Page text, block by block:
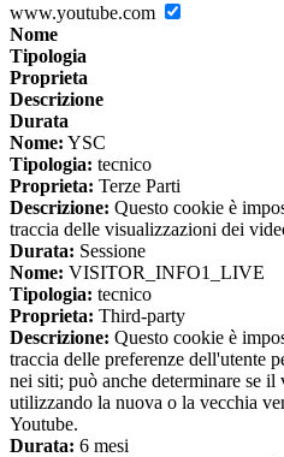
www.youtube.com
Nome
Tipologia
Proprieta
Descrizione
Durata
Nome: YSC
Tipologia: tecnico
Proprieta: Terze Parti
Descrizione: Questo cookie è
traccia delle visualizzazioni dei
Durata: Sessione
Nome: VISITOR_INFO1_LIVE
Tipologia: tecnico
Proprieta: Third-party
Descrizione: Questo cookie è
traccia delle preferenze dell'utente
nei siti; può anche determinare se il
utilizzando la nuova o la vecchia
Youtube.
Durata: 6 mesi